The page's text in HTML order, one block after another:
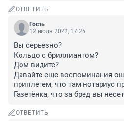
ОТВЕТИТЬ
Гость
12 июля 2022, 17:26
Вы серьезно?
Кольцо с бриллиантом?
Дом видите?
Давайте еще воспоминания
приплетем, что там нотариус
Газетёнка, что за бред вы
ОТВЕТИТЬ